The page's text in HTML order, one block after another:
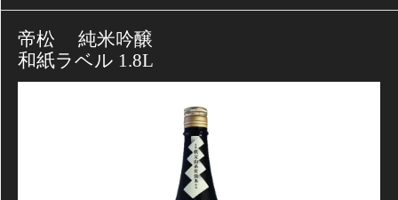
帝松 純米吟醸
和紙ラベル 1.8L